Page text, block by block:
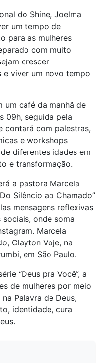
do Shine, Joelma
um tempo de
para as mulheres
com muito
crescer
e viver um novo tempo
um café da manhã de
09h, seguida pela
contará com palestras,
e workshops
diferentes idades em
e transformação.
a pastora Marcela
Silêncio ao Chamado”
mensagens reflexivas
onde soma
Marcela
Clayton Voje, na
em São Paulo.
“Deus pra Você”, a
de mulheres por meio
Palavra de Deus,
identidade, cura